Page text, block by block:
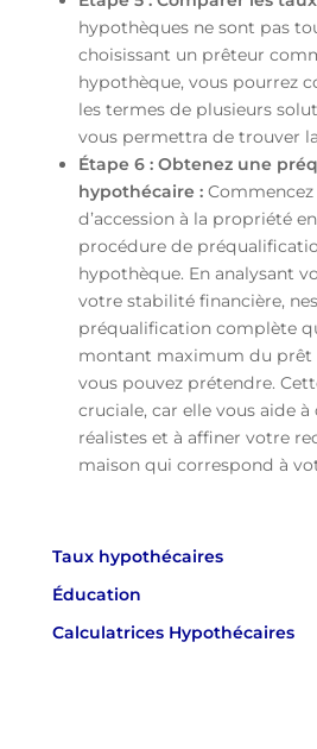
hypothèques ne sont pas
choisissant un prêteur
hypothèque, vous pourrez
les termes de plusieurs
vous permettra de trouver
Étape 6 : Obtenez une
hypothécaire :
d’accession à la propriété
procédure de
hypothèque. En analysant
votre stabilité financière,
préqualification complète
montant maximum du prêt
vous pouvez prétendre.
cruciale, car elle vous aide
réalistes et à affiner votre
maison qui correspond à
Taux hypothécaires
Éducation
Calculatrices Hypothécaires